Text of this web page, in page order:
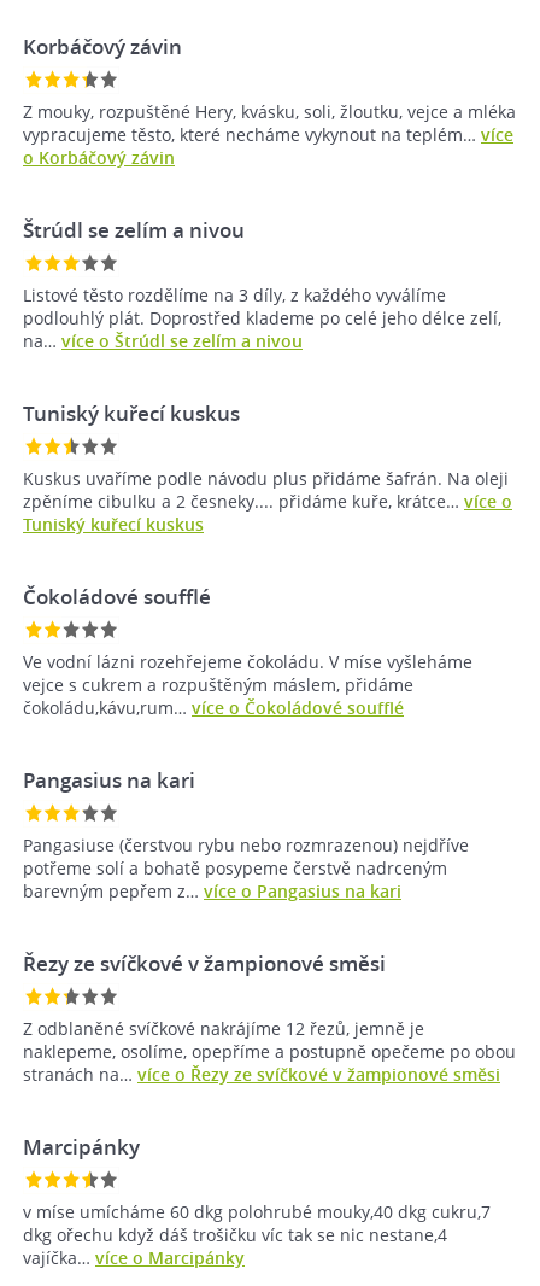
Korbáčový závin
Z mouky, rozpuštěné Hery, kvásku, soli, žloutku, vejce a mléka
vypracujeme těsto, které necháme vykynout na teplém… více
o Korbáčový závin
Štrúdl se zelím a nivou
Listové těsto rozdělíme na 3 díly, z každého vyválíme
podlouhlý plát. Doprostřed klademe po celé jeho délce zelí,
na… více o Štrúdl se zelím a nivou
Tuniský kuřecí kuskus
Kuskus uvaříme podle návodu plus přidáme šafrán. Na oleji
zpěníme cibulku a 2 česneky.... přidáme kuře, krátce… více o
Tuniský kuřecí kuskus
Čokoládové soufflé
Ve vodní lázni rozehřejeme čokoládu. V míse vyšleháme
vejce s cukrem a rozpuštěným máslem, přidáme
čokoládu,kávu,rum… více o Čokoládové soufflé
Pangasius na kari
Pangasiuse (čerstvou rybu nebo rozmrazenou) nejdříve
potřeme solí a bohatě posypeme čerstvě nadrceným
barevným pepřem z… více o Pangasius na kari
Řezy ze svíčkové v žampionové směsi
Z odblaněné svíčkové nakrájíme 12 řezů, jemně je
naklepeme, osolíme, opepříme a postupně opečeme po obou
stranách na… více o Řezy ze svíčkové v žampionové směsi
Marcipánky
v míse umícháme 60 dkg polohrubé mouky,40 dkg cukru,7
dkg ořechu když dáš trošičku víc tak se nic nestane,4
vajíčka… více o Marcipánky